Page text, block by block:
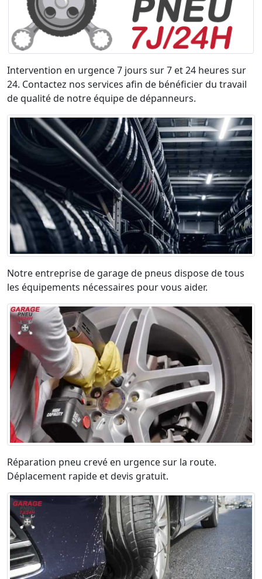
Intervention en urgence 7 jours sur 7 et 24 heures sur
24. Contactez nos services afin de bénéficier du travail
de qualité de notre équipe de dépanneurs.
Notre entreprise de garage de pneus dispose de tous
les équipements nécessaires pour vous aider.
Réparation pneu crevé en urgence sur la route.
Déplacement rapide et devis gratuit.